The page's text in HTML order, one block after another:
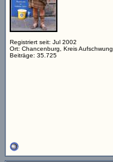
Registriert seit: Jul 2002
Ort: Chancenburg, Kreis Aufschwung
Beiträge: 35.725